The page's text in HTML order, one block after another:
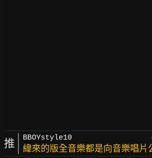
推 BBOYstyle10
緯來的版全音樂都是向音樂唱片